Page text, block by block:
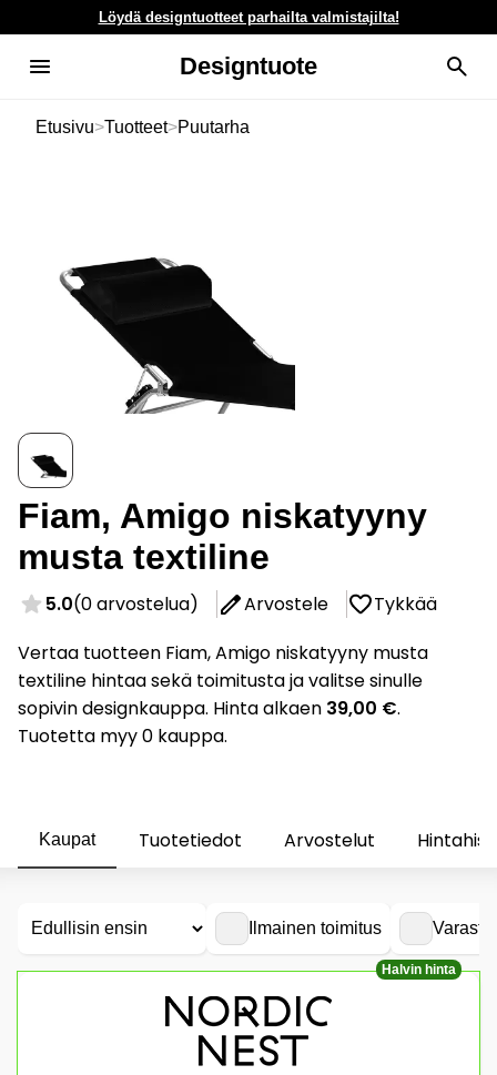
Löydä designtuotteet parhailta valmistajilta!
Designtuote
Etusivu>Tuotteet>Puutarha
Fiam, Amigo niskatyyny
musta textiline
5.0(0 arvostelua) Arvostele
Tykkää
Vertaa tuotteen Fiam, Amigo niskatyyny musta
textiline hintaa sekä toimitusta ja valitse sinulle
sopivin designkauppa. Hinta alkaen 39,00 €.
Tuotetta myy 0 kauppa.
Kaupat Tuotetiedot Arvostelut
Ilmainen toimitus
Halvin hinta